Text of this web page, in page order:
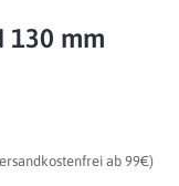
130 mm
ab 99€)